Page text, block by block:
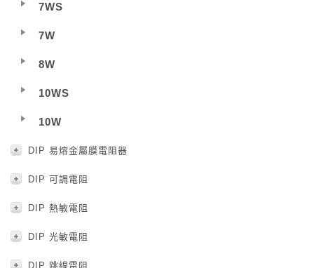
7WS
7W
8W
10WS
10W
DIP 易熔金屬膜電阻器
DIP 可調電阻
DIP 熱敏電阻
DIP 光敏電阻
DIP 跳線電阻